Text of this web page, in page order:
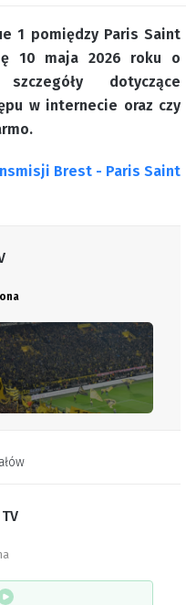
1 pomiędzy Paris Saint
10 maja 2026 roku o
dotyczące
w internecie oraz czy
Brest - Paris Saint